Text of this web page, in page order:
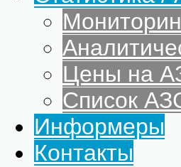
Цены на
Список
Информеры
Контакты